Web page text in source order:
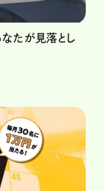
たが見落とし